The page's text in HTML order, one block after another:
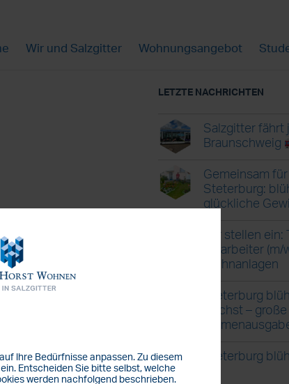
Wir und Salzgitter Wohnungsangebot
LETZTE NACHRICHTEN
Salzgitter fährt
Braunschweig
Gemeinsam
Steterburg:
glückliche
Wir stellen
Mitarbeiter (m/
Wohnanlagen
Steterburg
wächst –
Steterburg
lhre Bedürfnisse anpassen. Zu diesem
Entscheiden Sie bitte selbst, welche
werden nachfolgend beschrieben.